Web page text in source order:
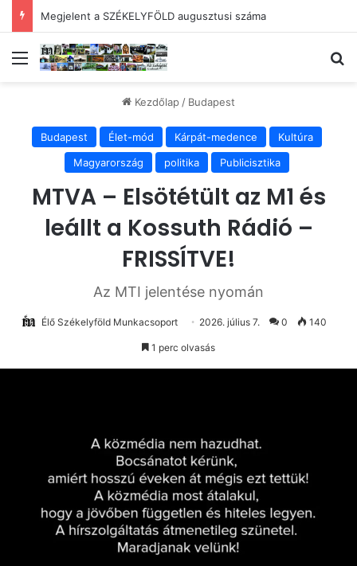
Megjelent a SZÉKELYFÖLD augusztusi száma
Menü
Kezdőlap/ Budapest
Budapest Élet-mód Kárpát-medence
Kultúra
Magyarország
politika Publicisztika
MTVA – Elsötétült az M1 és
leállt a Kossuth Rádió –
FRISSÍTVE!
Az MTI jelentése nyomán
Élő Székelyföld Munkacsoport 2026. július 7. 0 140
1 perc olvasás